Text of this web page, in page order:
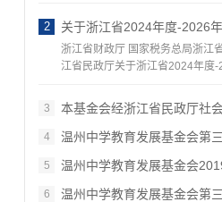
2 关于浙江省2024年度-2026年度公益性社会组织捐赠税前扣除
浙江省财政厅 国家税务总局浙江
江省民政厅关于浙江省2024年度-
3
本基金会经浙江省民政厅社会组织管
4 温州中学教育发展基金会第三届理事
5 温州中学教育发展基金会2019、2020
6 温州中学教育发展基金会第三届换届